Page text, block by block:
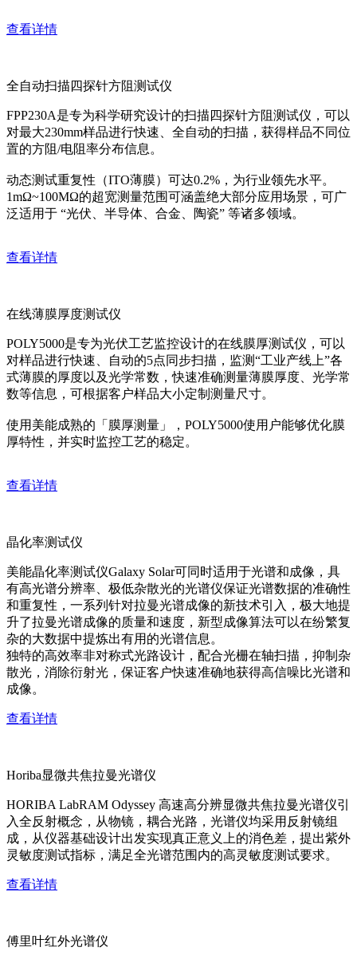
查看详情
全自动扫描四探针方阻测试仪
FPP230A是专为科学研究设计的扫描四探针方阻测试仪，可以
对最大230mm样品进行快速、全自动的扫描，获得样品不同位
置的方阻/电阻率分布信息。
动态测试重复性（ITO薄膜）可达0.2%，为行业领先水平。
1mΩ~100MΩ的超宽测量范围可涵盖绝大部分应用场景，可广
泛适用于 “光伏、半导体、合金、陶瓷” 等诸多领域。
查看详情
在线薄膜厚度测试仪
POLY5000是专为光伏工艺监控设计的在线膜厚测试仪，可以
对样品进行快速、自动的5点同步扫描，监测“工业产线上”各
式薄膜的厚度以及光学常数，快速准确测量薄膜厚度、光学常
数等信息，可根据客户样品大小定制测量尺寸。
使用美能成熟的「膜厚测量」，POLY5000使用户能够优化膜
厚特性，并实时监控工艺的稳定。
查看详情
晶化率测试仪
美能晶化率测试仪Galaxy Solar可同时适用于光谱和成像，具
有高光谱分辨率、极低杂散光的光谱仪保证光谱数据的准确性
和重复性，一系列针对拉曼光谱成像的新技术引入，极大地提
升了拉曼光谱成像的质量和速度，新型成像算法可以在纷繁复
杂的大数据中提炼出有用的光谱信息。
独特的高效率非对称式光路设计，配合光栅在轴扫描，抑制杂
散光，消除衍射光，保证客户快速准确地获得高信噪比光谱和
成像。
查看详情
Horiba显微共焦拉曼光谱仪
HORIBA LabRAM Odyssey 高速高分辨显微共焦拉曼光谱仪引
入全反射概念，从物镜，耦合光路，光谱仪均采用反射镜组
成，从仪器基础设计出发实现真正意义上的消色差，提出紫外
灵敏度测试指标，满足全光谱范围内的高灵敏度测试要求。
查看详情
傅里叶红外光谱仪